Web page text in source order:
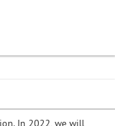
In 2022, we will